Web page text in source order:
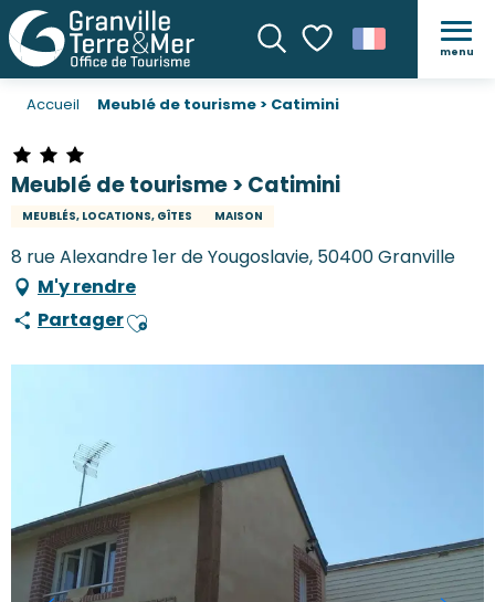
Recherche
Voir les favoris
menu
Accueil Meublé de tourisme > Catimini
Meublé de tourisme > Catimini
MEUBLÉS, LOCATIONS, GÎTES MAISON
8 rue Alexandre 1er de Yougoslavie, 50400 Granville
M'y rendre
PartagerAjouter aux favoris